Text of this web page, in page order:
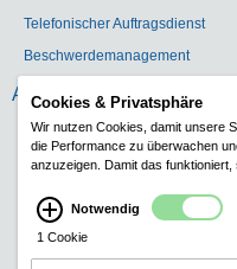
Telefonischer Auftragsdienst
Beschwerdemanagement
ADRESSE
Gebr. Heinemann GmbH & Co.
Carl-Schurz-Str. 5
41460 Neuss
Telefon:
Telefax: +49 (0)2131 129507
Cookies & Privatsphäre
Wir nutzen Cookies, damit unsere
die Performance zu überwachen
anzuzeigen. Damit das
Notwendig
1 Cookie